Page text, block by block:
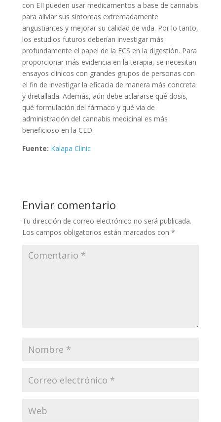
con EII pueden usar medicamentos a base de cannabis
para aliviar sus síntomas extremadamente
angustiantes y mejorar su calidad de vida. Por lo tanto,
los estudios futuros deberían investigar más
profundamente el papel de la ECS en la digestión. Para
proporcionar más evidencia en la terapia, se necesitan
ensayos clínicos con grandes grupos de personas con
el fin de investigar la eficacia de manera más concreta
y dretallada. Además, aún debe aclararse qué dosis,
qué formulación del fármaco y qué vía de
administración del cannabis medicinal es más
beneficioso en la CED.
Fuente: Kalapa Clinic
Enviar comentario
Tu dirección de correo electrónico no será publicada.
Los campos obligatorios están marcados con *